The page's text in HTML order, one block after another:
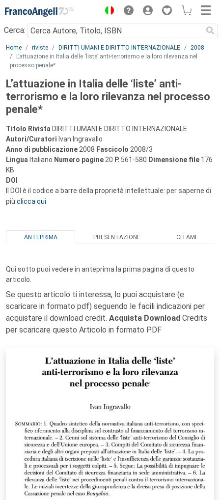
Menu
Cerca:
Main content
Home riviste DIRITTI UMANI E DIRITTO INTERNAZIONALE
2008
L’attuazione in Italia delle ‘liste’ anti-terrorismo e la loro rilevanza nel
processo penale*
L’attuazione in Italia delle ‘liste’ anti-
terrorismo e la loro rilevanza nel processo
penale*
Titolo Rivista DIRITTI UMANI E DIRITTO INTERNAZIONALE
Autori/Curatori Ivan Ingravallo
Anno di pubblicazione 2008 Fascicolo 2008/3
Lingua Italiano Numero pagine 20 P. 561-580 Dimensione file 176
KB
DOI
Il DOI è il codice a barre della proprietà intellettuale: per saperne di
più clicca qui
ANTEPRIMA PRESENTAZIONE CITAMI
Qui sotto puoi vedere in anteprima la prima pagina di questo
articolo.
Se questo articolo ti interessa, lo puoi acquistare (e
scaricare in formato pdf) seguendo le facili indicazioni per
acquistare il download credit. Acquista Download Credits
per scaricare questo Articolo in formato PDF